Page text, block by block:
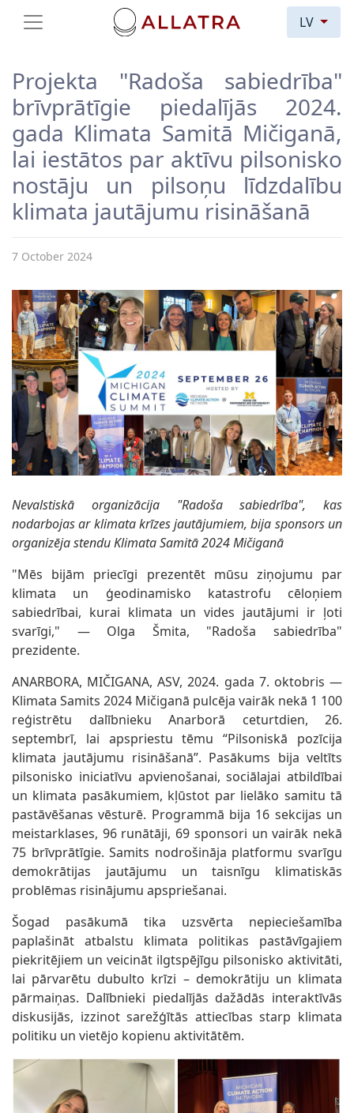
LV
Projekta "Radoša sabiedrība"
brīvprātīgie piedalījās 2024.
gada Klimata Samitā Mičiganā,
lai iestātos par aktīvu pilsonisko
nostāju un pilsoņu līdzdalību
klimata jautājumu risināšanā
7 October 2024
Nevalstiskā organizācija "Radoša sabiedrība", kas
nodarbojas ar klimata krīzes jautājumiem, bija sponsors un
organizēja stendu Klimata Samitā 2024 Mičiganā
"Mēs bijām priecīgi prezentēt mūsu ziņojumu par
klimata un ģeodinamisko katastrofu cēloņiem
sabiedrībai, kurai klimata un vides jautājumi ir ļoti
svarīgi," — Olga Šmita, "Radoša sabiedrība"
prezidente.
ANARBORA, MIČIGANA, ASV, 2024. gada 7. oktobris —
Klimata Samits 2024 Mičiganā pulcēja vairāk nekā 1 100
reģistrētu dalībnieku Anarborā ceturtdien, 26.
septembrī, lai apspriestu tēmu “Pilsoniskā pozīcija
klimata jautājumu risināšanā”. Pasākums bija veltīts
pilsonisko iniciatīvu apvienošanai, sociālajai atbildībai
un klimata pasākumiem, kļūstot par lielāko samitu tā
pastāvēšanas vēsturē. Programmā bija 16 sekcijas un
meistarklases, 96 runātāji, 69 sponsori un vairāk nekā
75 brīvprātīgie. Samits nodrošināja platformu svarīgu
demokrātijas jautājumu un taisnīgu klimatiskās
problēmas risinājumu apspriešanai.
Šogad pasākumā tika uzsvērta nepieciešamība
paplašināt atbalstu klimata politikas pastāvīgajiem
piekritējiem un veicināt ilgtspējīgu pilsonisko aktivitāti,
lai pārvarētu dubulto krīzi – demokrātiju un klimata
pārmaiņas. Dalībnieki piedalījās dažādās interaktīvās
diskusijās, izzinot sarežģītās attiecības starp klimata
politiku un vietējo kopienu aktivitātēm.